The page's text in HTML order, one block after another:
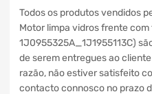
Todos os produtos vendidos
Motor limpa vidros frente com
1J0955325A_1J1955113C)
de serem entregues ao
razão, não estiver satisfeito
contacto connosco no prazo